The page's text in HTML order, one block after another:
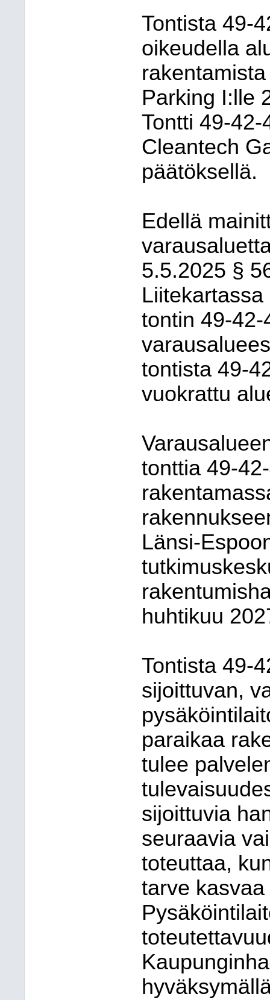
Tontista 49-
oikeudella
Parking I:lle
Tontti 49-
Cleantech
päätöksellä.
Edellä
5.5.2025 §
tontin 49-
tontista 49-
vuokrattu
tonttia 49-
Länsi-
huhtikuu
Tontista 49-
sijoittuvan,
paraikaa
tulee
sijoittuvia
seuraavia
toteuttaa,
tarve